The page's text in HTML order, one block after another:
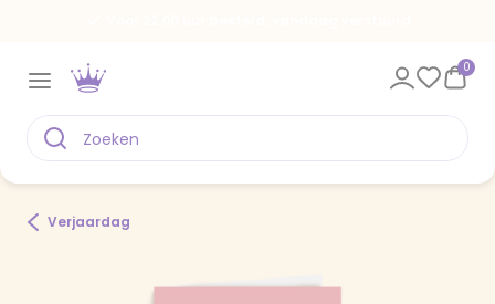
0
Verjaardag